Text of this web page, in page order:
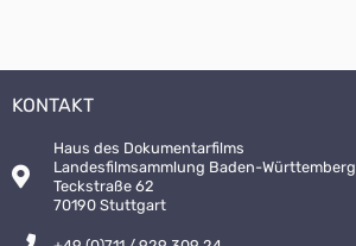
KONTAKT
Haus des Dokumentarfilms
Landesfilmsammlung Baden-Württemberg
Teckstraße 62
70190 Stuttgart